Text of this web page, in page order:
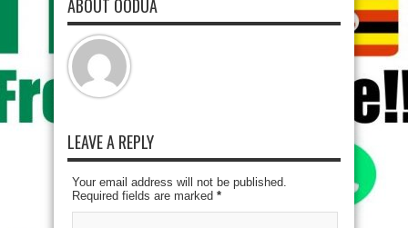
ABOUT OODUA
LEAVE A REPLY
Your email address will not be published.
Required fields are marked *